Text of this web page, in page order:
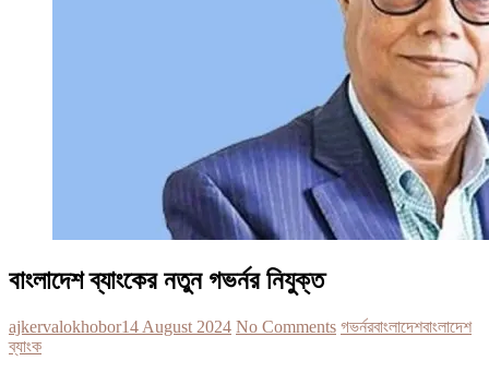
বাংলাদেশ ব্যাংকের নতুন গভর্নর নিযুক্ত
ajkervalokhobor14 August 2024 No Comments গভর্নরবাংলাদেশবাংলাদেশ
ব্যাংক